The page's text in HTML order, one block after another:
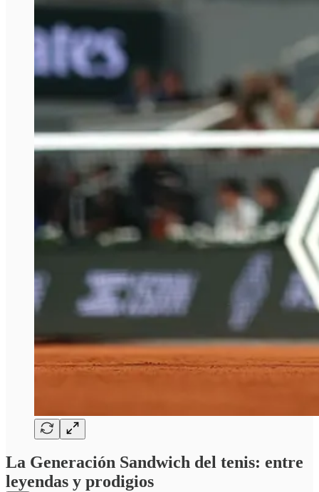
La Generación Sandwich del tenis: entre
leyendas y prodigios